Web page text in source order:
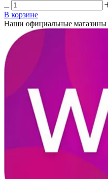
В корзине
Наши официальные магазины